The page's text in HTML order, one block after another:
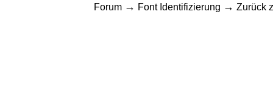
Forum → Font Identifizierung → Zurück